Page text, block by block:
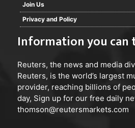
Join Us
Privacy and Policy
Information you can
Reuters, the news and media
Reuters, is the world’s largest
provider, reaching billions of
day, Sign up for our free daily
thomson@reutersmarkets.com